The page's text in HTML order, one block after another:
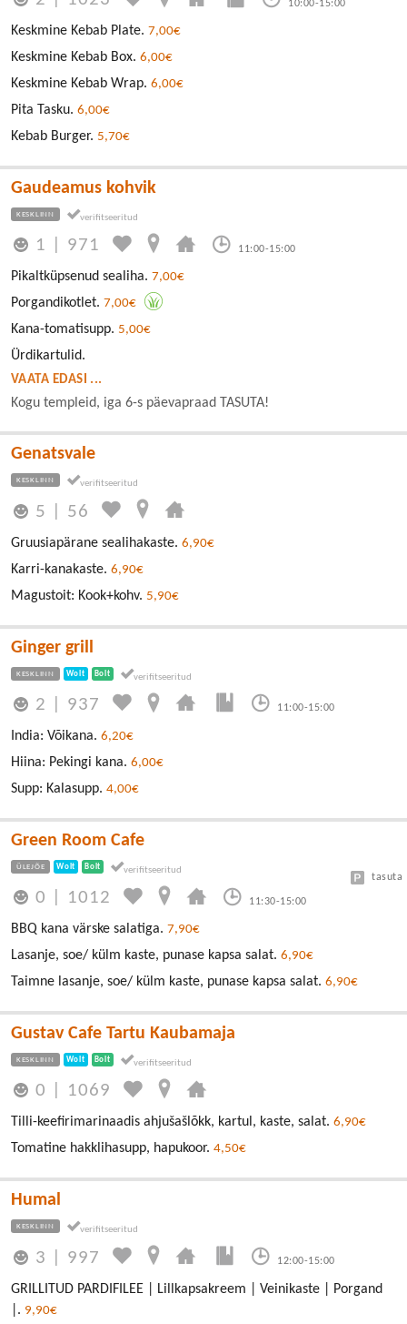
10:00-15:00
Keskmine Kebab Plate. 7,00€
Keskmine Kebab Box. 6,00€
Keskmine Kebab Wrap. 6,00€
Pita Tasku. 6,00€
Kebab Burger. 5,70€
Gaudeamus kohvik
KESKLINN
1 971 11:00-15:00
Pikaltküpsenud sealiha. 7,00€
Porgandikotlet. 7,00€
Kana-tomatisupp. 5,00€
Ürdikartulid.
VAATA EDASI ...
Kogu templeid, iga 6-s päevapraad TASUTA!
Genatsvale
KESKLINN
5 56
Gruusiapärane sealihakaste. 6,90€
Karri-kanakaste. 6,90€
Magustoit: Kook+kohv. 5,90€
Ginger grill
KESKLINN Wolt Bolt
2 937 11:00-15:00
India: Võikana. 6,20€
Hiina: Pekingi kana. 6,00€
Supp: Kalasupp. 4,00€
Green Room Cafe
ÜLEJÕE Wolt Bolt
0 1012 11:30-15:00
tasuta
BBQ kana värske salatiga. 7,90€
Lasanje, soe/ külm kaste, punase kapsa salat. 6,90€
Taimne lasanje, soe/ külm kaste, punase kapsa salat. 6,90€
Gustav Cafe Tartu Kaubamaja
KESKLINN Wolt Bolt
0 1069
Tilli-keefirimarinaadis ahjušašlõkk, kartul, kaste, salat. 6,90€
Tomatine hakklihasupp, hapukoor. 4,50€
Humal
KESKLINN
3 997 12:00-15:00
GRILLITUD PARDIFILEE | Lillkapsakreem | Veinikaste | Porgand
|. 9,90€